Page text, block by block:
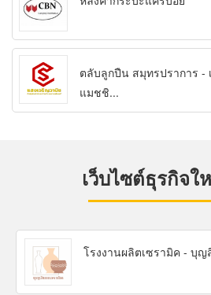
ตลับลูกปืน สมุทรปราการ -
แมชชิ...
เว็บไซต์ธุรกิจใ
โรงงานผลิตเซรามิค - บุญ